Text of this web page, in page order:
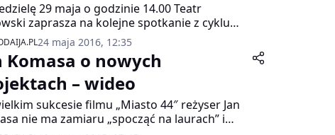
29 maja o godzinie 14.00 Teatr
zaprasza na kolejne spotkanie z cyklu
kultury”. Bohaterem i gościem będzie
Krakowski – reżyser, scenarzysta i
filmowy. Gośćmi spotkania będą
Magda Szejbal i Włodzimierz Press.
Remigiusz Grzela. Spotkanie z
Krakowskim odbywa się w ramach
jego książki – „Pollywood II – Uciekinierzy
24 maja 2016, 12:35
Komasa o nowych
– wideo
sukcesie filmu „Miasto 44″ reżyser Jan
nie ma zamiaru „spocząć na laurach” i